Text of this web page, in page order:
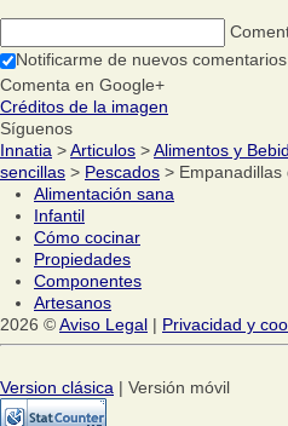
Notificarme de nuevos comentarios
Comenta en Google+
Créditos de la imagen
Síguenos
Innatia >Articulos >Alimentos y
sencillas > Pescados > Empanadillas
Alimentación sana
Infantil
Cómo cocinar
Propiedades
Componentes
Artesanos
2026 ©Aviso Legal | Privacidad y
Version clásica | Versión móvil